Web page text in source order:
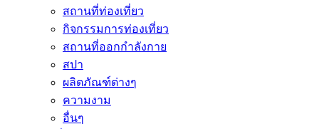
สถานที่ท่องเที่ยว
กิจกรรมการท่องเที่ยว
สถานที่ออกกำลังกาย
สปา
ผลิตภัณฑ์ต่างๆ
ความงาม
อื่นๆ